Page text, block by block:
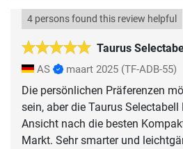
Taurus
4 persons found this review helpful
AS maart 2025 (TF-ADB-55)
Die persönlichen Präferenzen
sein, aber die Taurus
Ansicht nach die besten
Markt. Sehr smarter und